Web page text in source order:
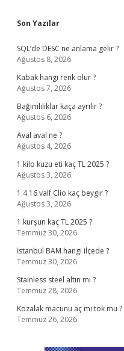
Sidebar
Son Yazılar
SQL’de DESC ne anlama gelir ?
Ağustos 8, 2026
Kabak hangi renk olur ?
Ağustos 7, 2026
Bağımlılıklar kaça ayrılır ?
Ağustos 6, 2026
Aval aval ne ?
Ağustos 4, 2026
1 kilo kuzu eti kaç TL 2025 ?
Ağustos 3, 2026
1.4 16 valf Clio kaç beygir ?
Ağustos 3, 2026
1 kurşun kaç TL 2025 ?
Temmuz 30, 2026
İstanbul BAM hangi ilçede ?
Temmuz 30, 2026
Stainless steel altın mı ?
Temmuz 28, 2026
Kozalak macunu aç mı tok mu ?
Temmuz 26, 2026